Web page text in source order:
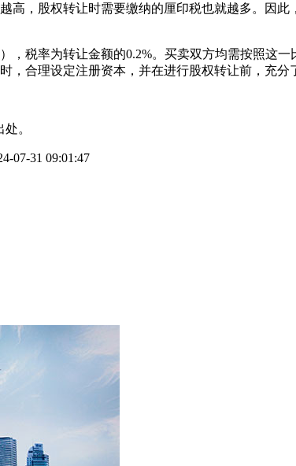
，股权转让时需要缴纳的厘印税也就越多。因
，税率为转让金额的0.2%。买卖双方均需按照这
合理设定注册资本，并在进行股权转让前，充分
。
07-31 09:01:47